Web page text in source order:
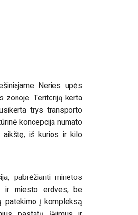
Neries upės
zonoje. Teritoriją kerta
trys transporto
koncepcija numato
aikštę, iš kurios ir kilo
pabrėžianti minėtos
ir miesto erdves, be
patekimo į kompleksą